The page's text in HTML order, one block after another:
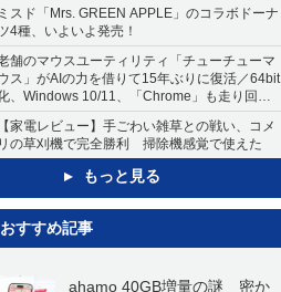
スド「Mrs. GREEN APPLE」のコラボドーナ
4種、いよいよ発売！
舗のマウスユーティリティ「チューチューマ
ス」がAIの力を借りて15年ぶりに復活／64bit
、Windows 10/11、「Chrome」も走り回
。復活記念で2026年末まで500円
家電レビュー】手ごわい雑草との戦い、コメ
の草刈機で完全勝利 掃除機感覚で使えた
もっと見る
おすすめ記事
ahamo 40GB増量の謎 密か